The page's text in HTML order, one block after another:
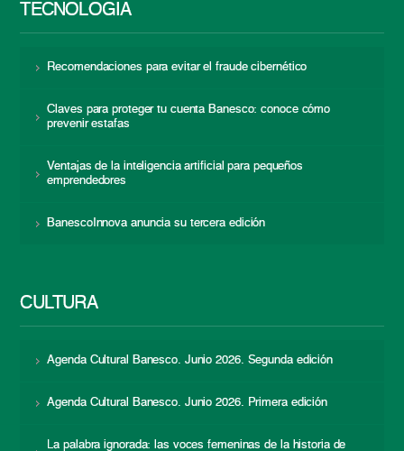
TECNOLOGÍA
Recomendaciones para evitar el fraude cibernético
Claves para proteger tu cuenta Banesco: conoce cómo
prevenir estafas
Ventajas de la inteligencia artificial para pequeños
emprendedores
BanescoInnova anuncia su tercera edición
CULTURA
Agenda Cultural Banesco. Junio 2026. Segunda edición
Agenda Cultural Banesco. Junio 2026. Primera edición
La palabra ignorada: las voces femeninas de la historia de